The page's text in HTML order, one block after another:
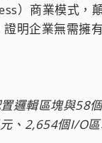
）商業模式
明企業無需擁
邏輯區塊與58
2,654個I/O